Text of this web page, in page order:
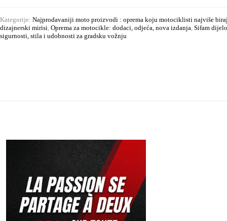
Kategorije: Najprodavaniji moto proizvodi : oprema koju motociklisti najviše
dizajnerski mirisi Oprema za motocikle: dodaci, odjeća, nova izdanja Sifam
sigurnosti, stila i udobnosti za gradsku vožnju